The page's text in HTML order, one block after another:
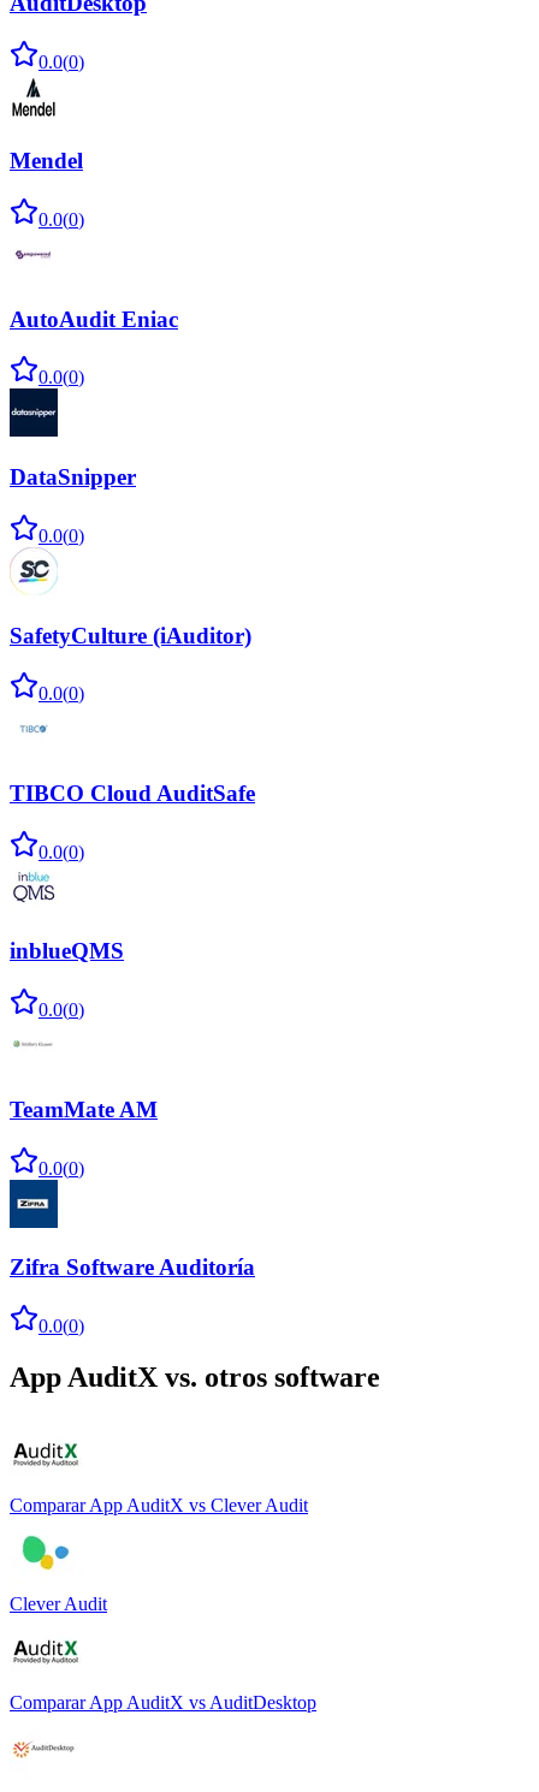
0.0(0)
Mendel
0.0(0)
AutoAudit Eniac
0.0(0)
DataSnipper
0.0(0)
SafetyCulture (iAuditor)
0.0(0)
TIBCO Cloud AuditSafe
0.0(0)
inblueQMS
0.0(0)
TeamMate AM
0.0(0)
Zifra Software Auditoría
0.0(0)
App AuditX vs. otros software
Comparar App AuditX vs Clever Audit
Clever Audit
Comparar App AuditX vs AuditDesktop